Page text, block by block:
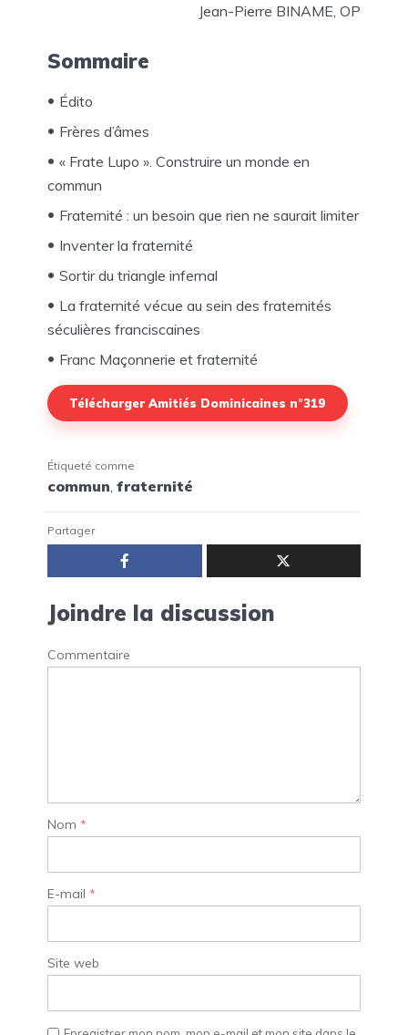
Jean-Pierre BINAME, OP
Sommaire
Édito
Frères d’âmes
« Frate Lupo ». Construire un monde en
commun
Fraternité : un besoin que rien ne saurait limiter
Inventer la fraternité
Sortir du triangle infernal
La fraternité vécue au sein des fraternités
séculières franciscaines
Franc Maçonnerie et fraternité
Télécharger Amitiés Dominicaines n°319
Étiqueté comme
commun fraternité
Partager
Joindre la discussion
Commentaire
Nom *
E-mail *
Site web